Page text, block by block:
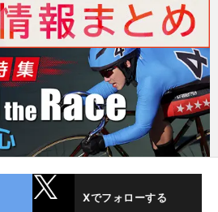
Xでフォローする